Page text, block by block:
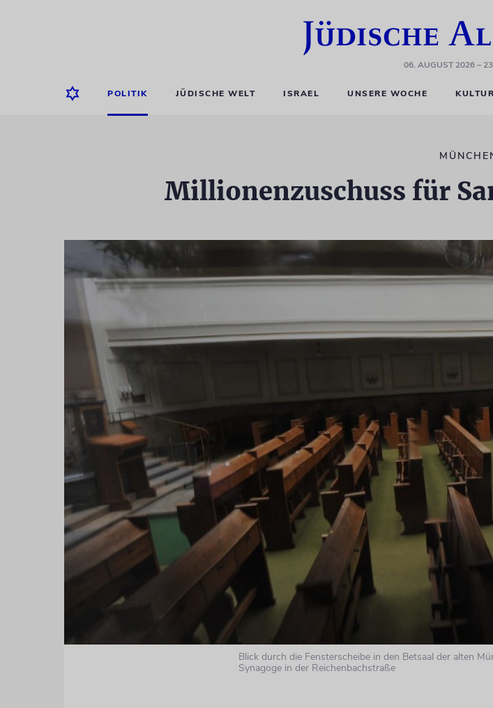
06. AUGUST 2026–
POLITIK JÜDISCHE WELT ISRAEL UNSERE WOCHE KULTUR
Millionenzuschuss für
Blick durch die Fensterscheibe in den Betsaal der alten
Synagoge in der Reichenbachstraße